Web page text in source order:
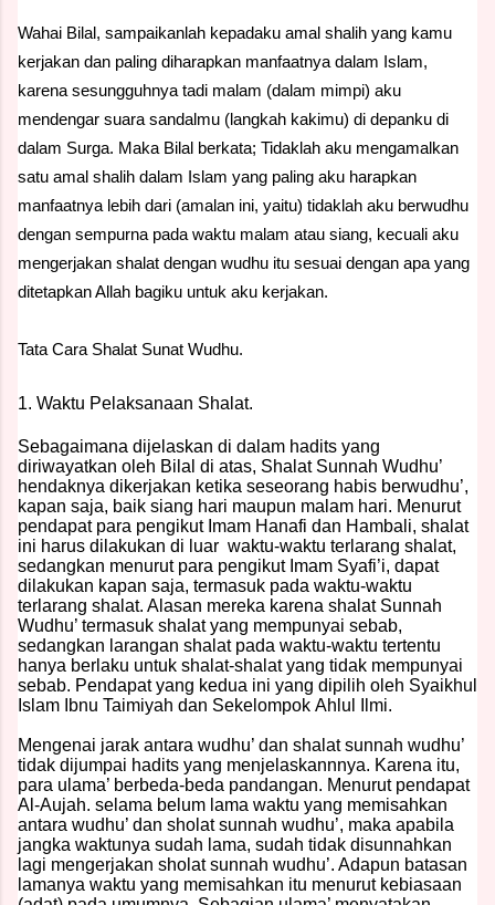
Wahai Bilal, sampaikanlah kepadaku amal shalih yang kamu
kerjakan dan paling diharapkan manfaatnya dalam Islam,
karena sesungguhnya tadi malam (dalam mimpi) aku
mendengar suara sandalmu (langkah kakimu) di depanku di
dalam Surga. Maka Bilal berkata; Tidaklah aku mengamalkan
satu amal shalih dalam Islam yang paling aku harapkan
manfaatnya lebih dari (amalan ini, yaitu) tidaklah aku berwudhu
dengan sempurna pada waktu malam atau siang, kecuali aku
mengerjakan shalat dengan wudhu itu sesuai dengan apa yang
ditetapkan Allah bagiku untuk aku kerjakan.
Tata Cara Shalat Sunat Wudhu.
1. Waktu Pelaksanaan Shalat.
Sebagaimana dijelaskan di dalam hadits yang
diriwayatkan oleh Bilal di atas, Shalat Sunnah Wudhu’
hendaknya dikerjakan ketika seseorang habis berwudhu’,
kapan saja, baik siang hari maupun malam hari. Menurut
pendapat para pengikut Imam Hanafi dan Hambali, shalat
ini harus dilakukan di luar waktu-waktu terlarang shalat,
sedangkan menurut para pengikut Imam Syafi’i, dapat
dilakukan kapan saja, termasuk pada waktu-waktu
terlarang shalat. Alasan mereka karena shalat Sunnah
Wudhu’ termasuk shalat yang mempunyai sebab,
sedangkan larangan shalat pada waktu-waktu tertentu
hanya berlaku untuk shalat-shalat yang tidak mempunyai
sebab. Pendapat yang kedua ini yang dipilih oleh Syaikhul
Islam Ibnu Taimiyah dan Sekelompok Ahlul Ilmi.
Mengenai jarak antara wudhu’ dan shalat sunnah wudhu’
tidak dijumpai hadits yang menjelaskannnya. Karena itu,
para ulama’ berbeda-beda pandangan. Menurut pendapat
Al-Aujah. selama belum lama waktu yang memisahkan
antara wudhu’ dan sholat sunnah wudhu’, maka apabila
jangka waktunya sudah lama, sudah tidak disunnahkan
lagi mengerjakan sholat sunnah wudhu’. Adapun batasan
lamanya waktu yang memisahkan itu menurut kebiasaan